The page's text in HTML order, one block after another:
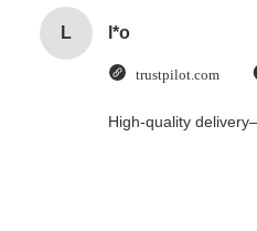
L l*o
trustpilot.com
High-quality